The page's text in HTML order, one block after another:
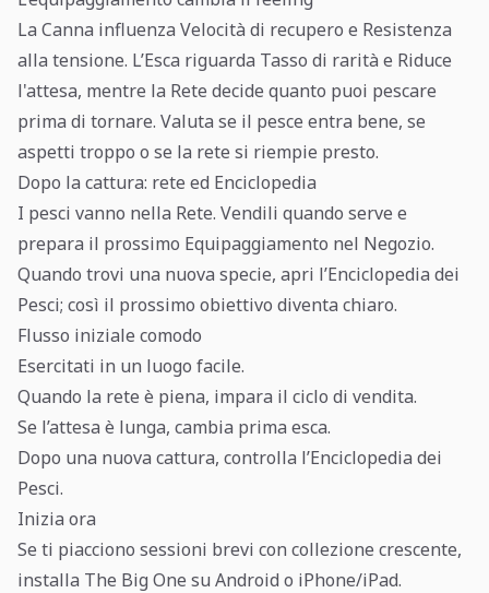
La Canna influenza Velocità di recupero e Resistenza
alla tensione. L’Esca riguarda Tasso di rarità e Riduce
l'attesa, mentre la Rete decide quanto puoi pescare
prima di tornare. Valuta se il pesce entra bene, se
aspetti troppo o se la rete si riempie presto.
Dopo la cattura: rete ed Enciclopedia
I pesci vanno nella Rete. Vendili quando serve e
prepara il prossimo Equipaggiamento nel Negozio.
Quando trovi una nuova specie, apri l’Enciclopedia dei
Pesci; così il prossimo obiettivo diventa chiaro.
Flusso iniziale comodo
Esercitati in un luogo facile.
Quando la rete è piena, impara il ciclo di vendita.
Se l’attesa è lunga, cambia prima esca.
Dopo una nuova cattura, controlla l’Enciclopedia dei
Pesci.
Inizia ora
Se ti piacciono sessioni brevi con collezione crescente,
installa The Big One su Android o iPhone/iPad.